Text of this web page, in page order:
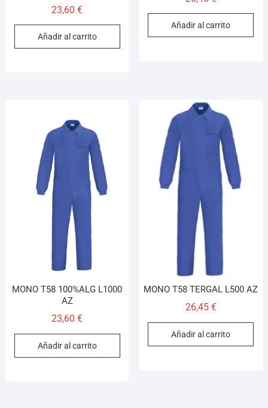
23,60€
Añadir al carrito
Añadir al carrito
MONO T58 100%ALG L1000
AZ
23,60€
Añadir al carrito
MONO T58 TERGAL L500 AZ
26,45 €
Añadir al carrito